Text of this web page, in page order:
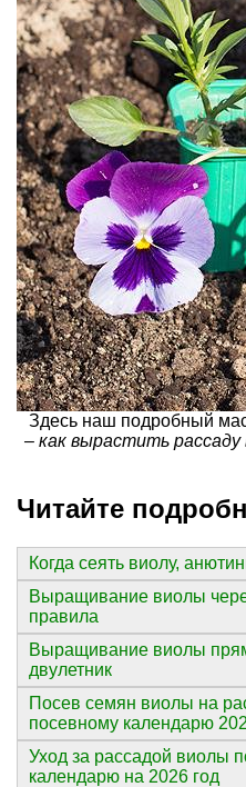
Здесь наш подробный
– как вырастить
Читайте
Когда сеять виолу,
Выращивание виолы
правила
Выращивание виолы
двулетник
Посев семян виолы на
посевному календарю
Уход за рассадой виолы
календарю на 2026 год